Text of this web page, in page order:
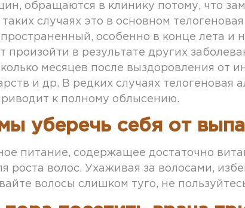
обращаются в клинику потому, что
случаях это в основном
особенно в конце лета
произойти в результате других
месяцев после выздоровления от
и др. В редких случаях телогеновая
к полному облысению.
уберечь себя от
питание, содержащее достаточно
роста волос. Ухаживая за волосами,
волосы слишком туго, не